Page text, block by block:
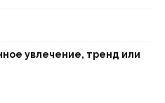
увлечение, тренд или